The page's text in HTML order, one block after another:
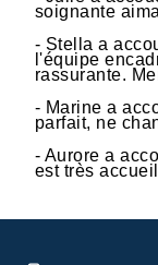
soignante
- Stella a
l'équipe
rassurante.
- Marine a
parfait, ne
- Aurore a
est très